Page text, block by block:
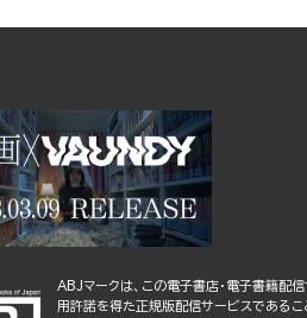
ABJマークは、この電子書店・電子書籍配
用許諾を得た正規版配信サービスである